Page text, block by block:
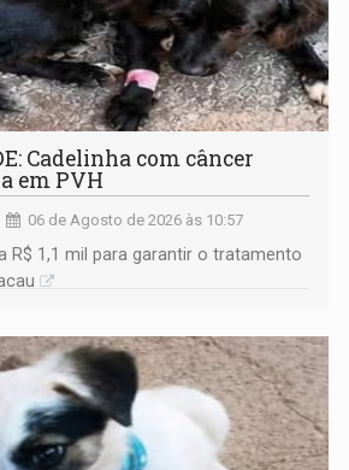
Cadelinha com câncer
em PVH
06 de Agosto de 2026 às 10:57
R$ 1,1 mil para garantir o tratamento